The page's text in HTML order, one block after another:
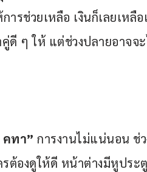
รช่วยเหลือ เงินก็เลยเหลื
ๆ ให้ แต่ช่วงปลายอาจจะ
คทา” การงานไม่แน่นอน ช่
ต้องดูให้ดี หน้าต่างมีหูปร